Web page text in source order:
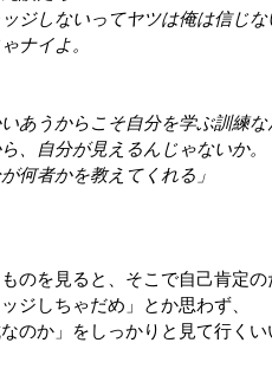
ジしないってヤツは俺は信じな
ナイよ。
あうからこそ自分を学ぶ訓練な
、自分が見えるんじゃないか。
何者かを教えてくれる」
のを見ると、そこで自己肯定の
ジしちゃだめ」とか思わず、
のか」をしっかりと見て行くい